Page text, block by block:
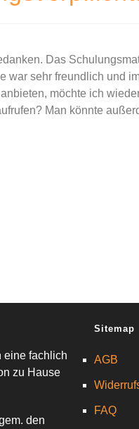
Das
war sehr freundlich und
möchte ich
Man könnte
eine fachlich
zu Hause
den
Sitemap
AGB
FAQ